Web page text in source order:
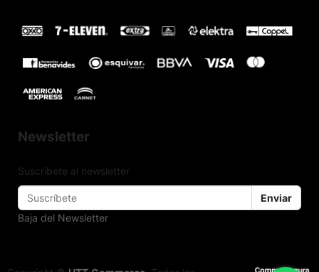
Newsletter
Suscríbete al newsletter
Enviar
Baja del Newsletter